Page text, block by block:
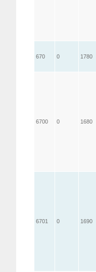
670 0 1780
6700 0 1680
6701 0 1690